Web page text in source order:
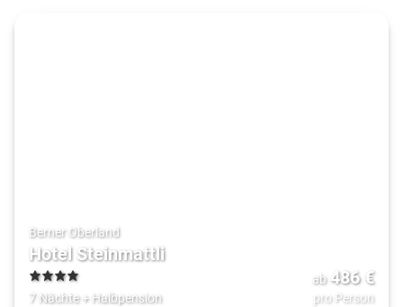
Berner Oberland
Hotel Steinmattli
4
7 Nächte+ Halbpension
ab 486€
pro Person